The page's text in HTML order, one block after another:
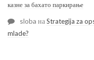
казне за бахато паркирање
sloba наStrategija za
mlade?